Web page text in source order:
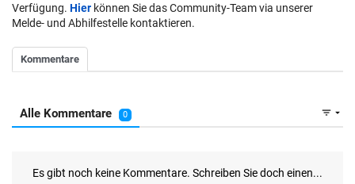
Verfügung. Hier können Sie das Community-Team via unserer
Melde- und Abhilfestelle kontaktieren.